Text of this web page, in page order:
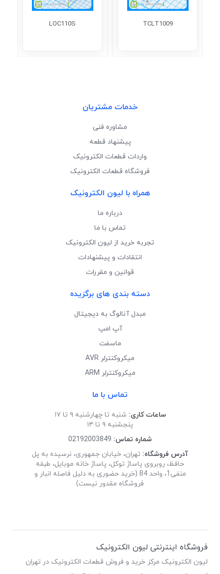
TCLT1009
LOC110S
خدمات مشتریان
مشاوره فنی
پیشنهاد قطعه
واردات قطعات الکترونیک
فروشگاه قطعات الکترونیک
همراه با لیون الکترونیک
درباره ما
تماس با ما
تجربه خرید از لیون الکترونیک
انتقادات و پیشنهادات
قوانین و مقررات
دسته بندی های برگزیده
مبدل آنالوگ به دیجیتال
آپ امپ
ماسفت
میکروکنترلر AVR
میکروکنترلر ARM
تماس با ما
ساعات کاری: شنبه تا چهارشنبه ۹ تا ۱۷
پنجشنبه ۹ تا ۱۴
شماره تماس: 02192003849
آدرس فروشگاه: تهران، خیابان جمهوری، نرسیده به پل
حافظ، روبروی پاساژ توکل، پاساژ خانه موبایل، طبقه
منفی1، واحد B4 (خرید حضوری به دلیل فاصله انبار و
فروشگاه مقدور نیست)
فروشگاه اینترنتی لیون الکترونیک
لیون الکترونیک مرکز خرید و فروش قطعات الکترونیک در تهران